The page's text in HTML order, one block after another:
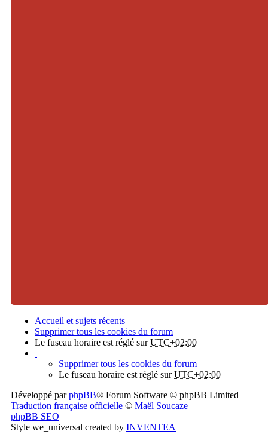
Accueil et sujets récents
Supprimer tous les cookies du forum
Le fuseau horaire est réglé surUTC+02:00
Supprimer tous les cookies du forum
Le fuseau horaire est réglé surUTC+02:00
Développé parphpBB® Forum Software © phpBB Limited
Traduction française officielle © Maël Soucaze
phpBB SEO
Style we_universal created by INVENTEA